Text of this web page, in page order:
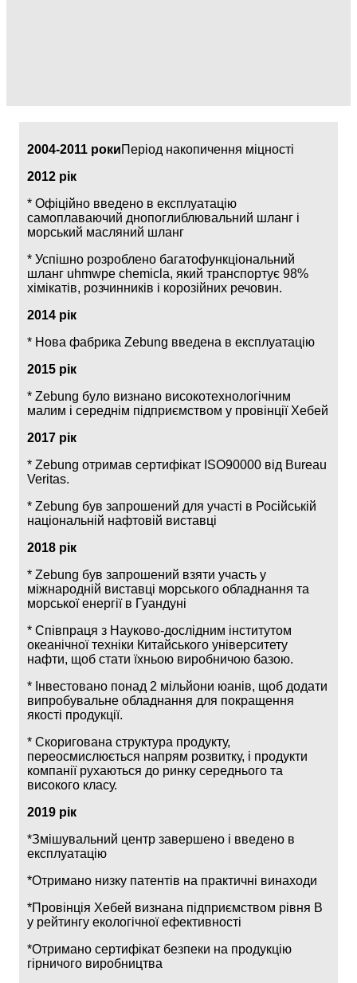
2004-2011 рокиПеріод накопичення міцності
2012 рік
* Офіційно введено в експлуатацію
самоплаваючий днопоглиблювальний шланг і
морський масляний шланг
* Успішно розроблено багатофункціональний
шланг uhmwpe chemicla, який транспортує 98%
хімікатів, розчинників і корозійних речовин.
2014 рік
* Нова фабрика Zebung введена в експлуатацію
2015 рік
* Zebung було визнано високотехнологічним
малим і середнім підприємством у провінції Хебей
2017 рік
* Zebung отримав сертифікат ISO90000 від Bureau
Veritas.
* Zebung був запрошений для участі в Російській
національній нафтовій виставці
2018 рік
* Zebung був запрошений взяти участь у
міжнародній виставці морського обладнання та
морської енергії в Гуандуні
* Співпраця з Науково-дослідним інститутом
океанічної техніки Китайського університету
нафти, щоб стати їхньою виробничою базою.
* Інвестовано понад 2 мільйони юанів, щоб додати
випробувальне обладнання для покращення
якості продукції.
* Скоригована структура продукту,
переосмислюється напрям розвитку, і продукти
компанії рухаються до ринку середнього та
високого класу.
2019 рік
*Змішувальний центр завершено і введено в
експлуатацію
*Отримано низку патентів на практичні винаходи
*Провінція Хебей визнана підприємством рівня B
у рейтингу екологічної ефективності
*Отримано сертифікат безпеки на продукцію
гірничого виробництва